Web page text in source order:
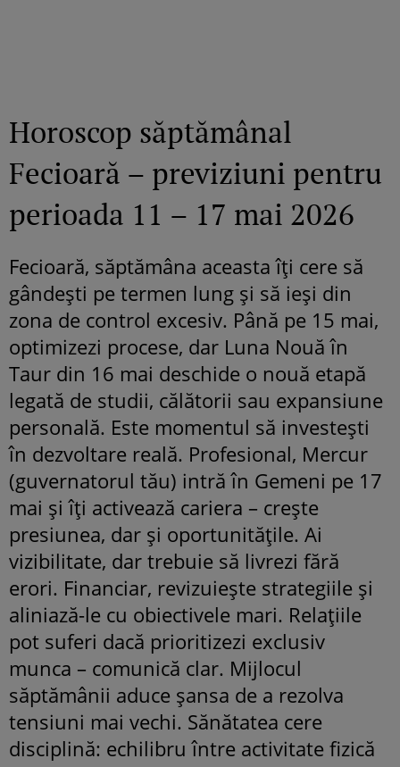
Horoscop săptămânal
Fecioară – previziuni pentru
perioada 11 – 17 mai 2026
Fecioară, săptămâna aceasta îți cere să
gândești pe termen lung și să ieși din
zona de control excesiv. Până pe 15 mai,
optimizezi procese, dar Luna Nouă în
Taur din 16 mai deschide o nouă etapă
legată de studii, călătorii sau expansiune
personală. Este momentul să investești
în dezvoltare reală. Profesional, Mercur
(guvernatorul tău) intră în Gemeni pe 17
mai și îți activează cariera – crește
presiunea, dar și oportunitățile. Ai
vizibilitate, dar trebuie să livrezi fără
erori. Financiar, revizuiește strategiile și
aliniază-le cu obiectivele mari. Relațiile
pot suferi dacă prioritizezi exclusiv
munca – comunică clar. Mijlocul
săptămânii aduce șansa de a rezolva
tensiuni mai vechi. Sănătatea cere
disciplină: echilibru între activitate fizică